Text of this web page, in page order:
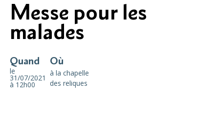
Messe pour les
malades
Quand
le
31/07/2021
à 12h00
Où
à la chapelle
des reliques